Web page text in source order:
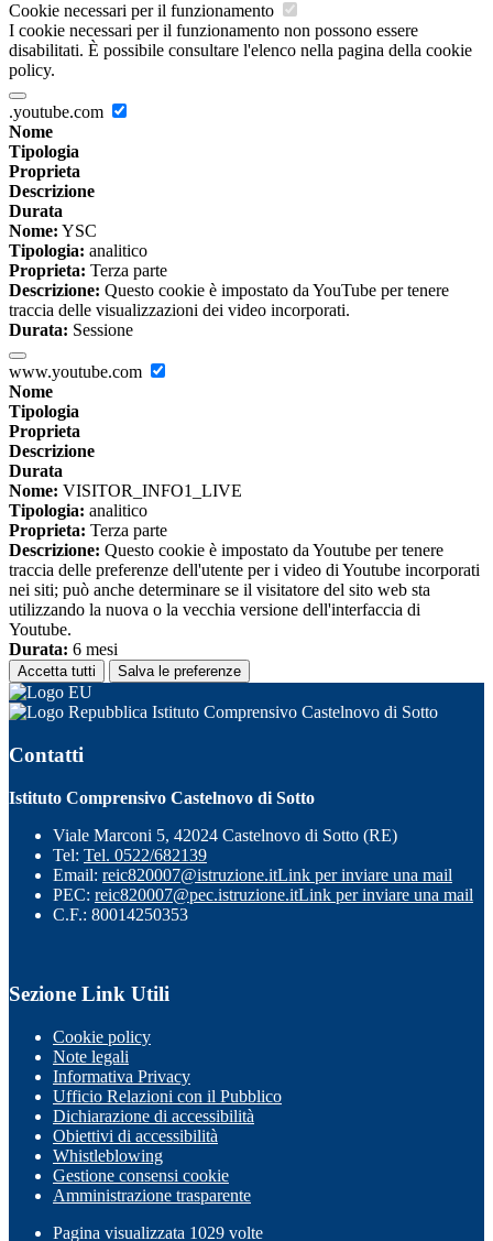
Cookie necessari per il funzionamento
I cookie necessari per il funzionamento non possono essere
disabilitati. È possibile consultare l'elenco nella pagina della cookie
policy.
.youtube.com
Nome
Tipologia
Proprieta
Descrizione
Durata
Nome: YSC
Tipologia: analitico
Proprieta: Terza parte
Descrizione: Questo cookie è impostato da YouTube per tenere
traccia delle visualizzazioni dei video incorporati.
Durata: Sessione
www.youtube.com
Nome
Tipologia
Proprieta
Descrizione
Durata
Nome: VISITOR_INFO1_LIVE
Tipologia: analitico
Proprieta: Terza parte
Descrizione: Questo cookie è impostato da Youtube per tenere
traccia delle preferenze dell'utente per i video di Youtube incorporati
nei siti; può anche determinare se il visitatore del sito web sta
utilizzando la nuova o la vecchia versione dell'interfaccia di
Youtube.
Durata: 6 mesi
Accetta tutti Salva le preferenze
Istituto Comprensivo Castelnovo di Sotto
Contatti
Istituto Comprensivo Castelnovo di Sotto
Viale Marconi 5, 42024 Castelnovo di Sotto (RE)
Tel: Tel. 0522/682139
Email: reic820007@istruzione.itLink per inviare una mail
PEC: reic820007@pec.istruzione.itLink per inviare una mail
C.F.: 80014250353
Sezione Link Utili
Cookie policy
Note legali
Informativa Privacy
Ufficio Relazioni con il Pubblico
Dichiarazione di accessibilità
Obiettivi di accessibilità
Whistleblowing
Gestione consensi cookie
Amministrazione trasparente
Pagina visualizzata 1029 volte